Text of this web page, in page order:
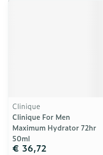
Clinique
Clinique For Men
Maximum Hydrator 72hr
50ml
€ 36,72